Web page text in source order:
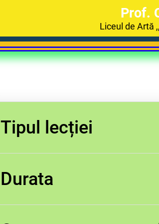
Prof.
Liceul de Artă
Tipul lecției
predare-învățare, cu aplicarea
Durata